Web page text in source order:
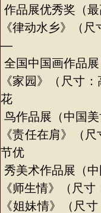
作品展优秀奖（
《律动水乡》（
—
全国中国画作品
《家园》（尺寸
花
鸟作品展（中国
《责任在肩》（
节优
秀美术作品展（
《师生情》（尺
《姐妹情》（尺